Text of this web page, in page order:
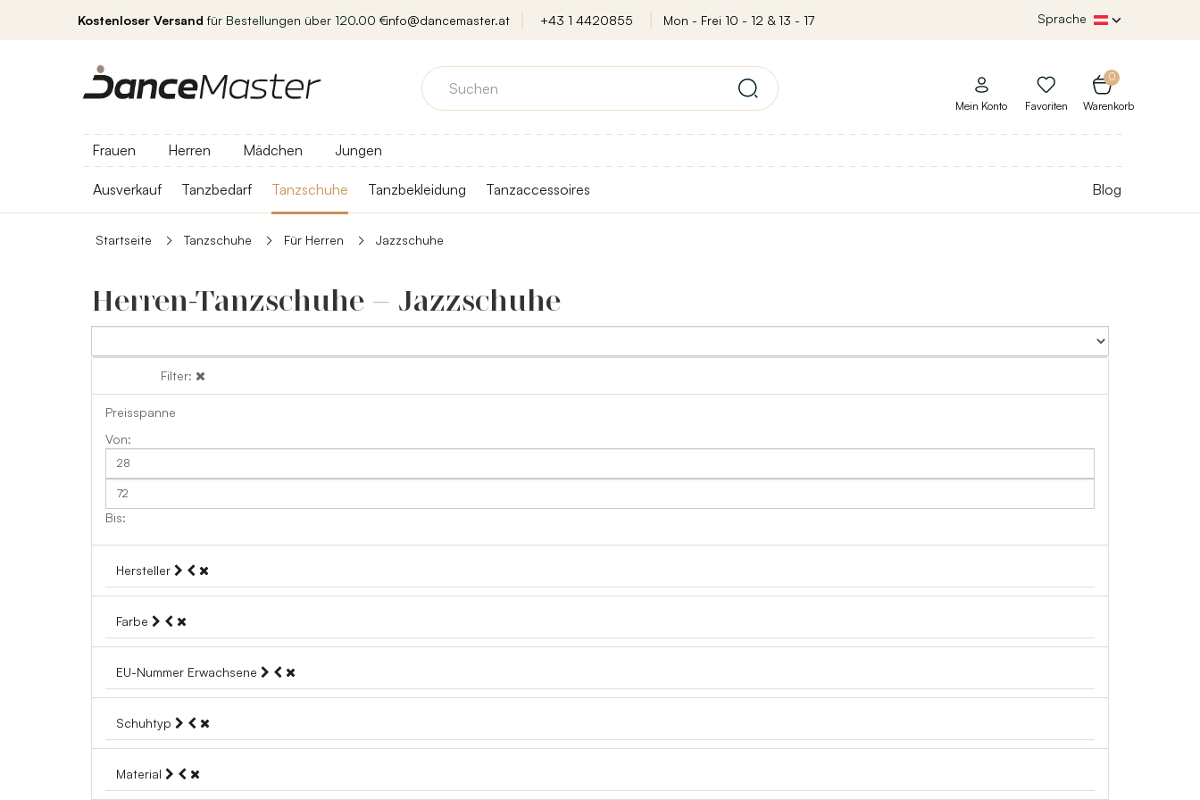
Kostenloser Versand für Bestellungen über 120.00 €info@dancemaster.at +43 1 4420855 Mon - Frei 10 - 12 & 13 - 17 Sprache
0
Warenkorb
Mein Konto Favoriten
Frauen Herren Mädchen Jungen
Ausverkauf Tanzbedarf Tanzschuhe Tanzbekleidung Tanzaccessoires Blog
Startseite Tanzschuhe Für Herren Jazzschuhe
Herren-Tanzschuhe – Jazzschuhe
Filter:
Preisspanne
Hersteller
Farbe
EU-Nummer Erwachsene
Schuhtyp
Material